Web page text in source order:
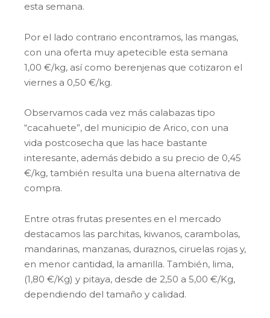
esta semana.
Por el lado contrario encontramos, las mangas,
con una oferta muy apetecible esta semana
1,00 €/kg, así como berenjenas que cotizaron el
viernes a 0,50 €/kg.
Observamos cada vez más calabazas tipo
“cacahuete”, del municipio de Arico, con una
vida postcosecha que las hace bastante
interesante, además debido a su precio de 0,45
€/kg, también resulta una buena alternativa de
compra.
Entre otras frutas presentes en el mercado
destacamos las parchitas, kiwanos, carambolas,
mandarinas, manzanas, duraznos, ciruelas rojas y,
en menor cantidad, la amarilla. También, lima,
(1,80 €/Kg) y pitaya, desde de 2,50 a 5,00 €/Kg,
dependiendo del tamaño y calidad.